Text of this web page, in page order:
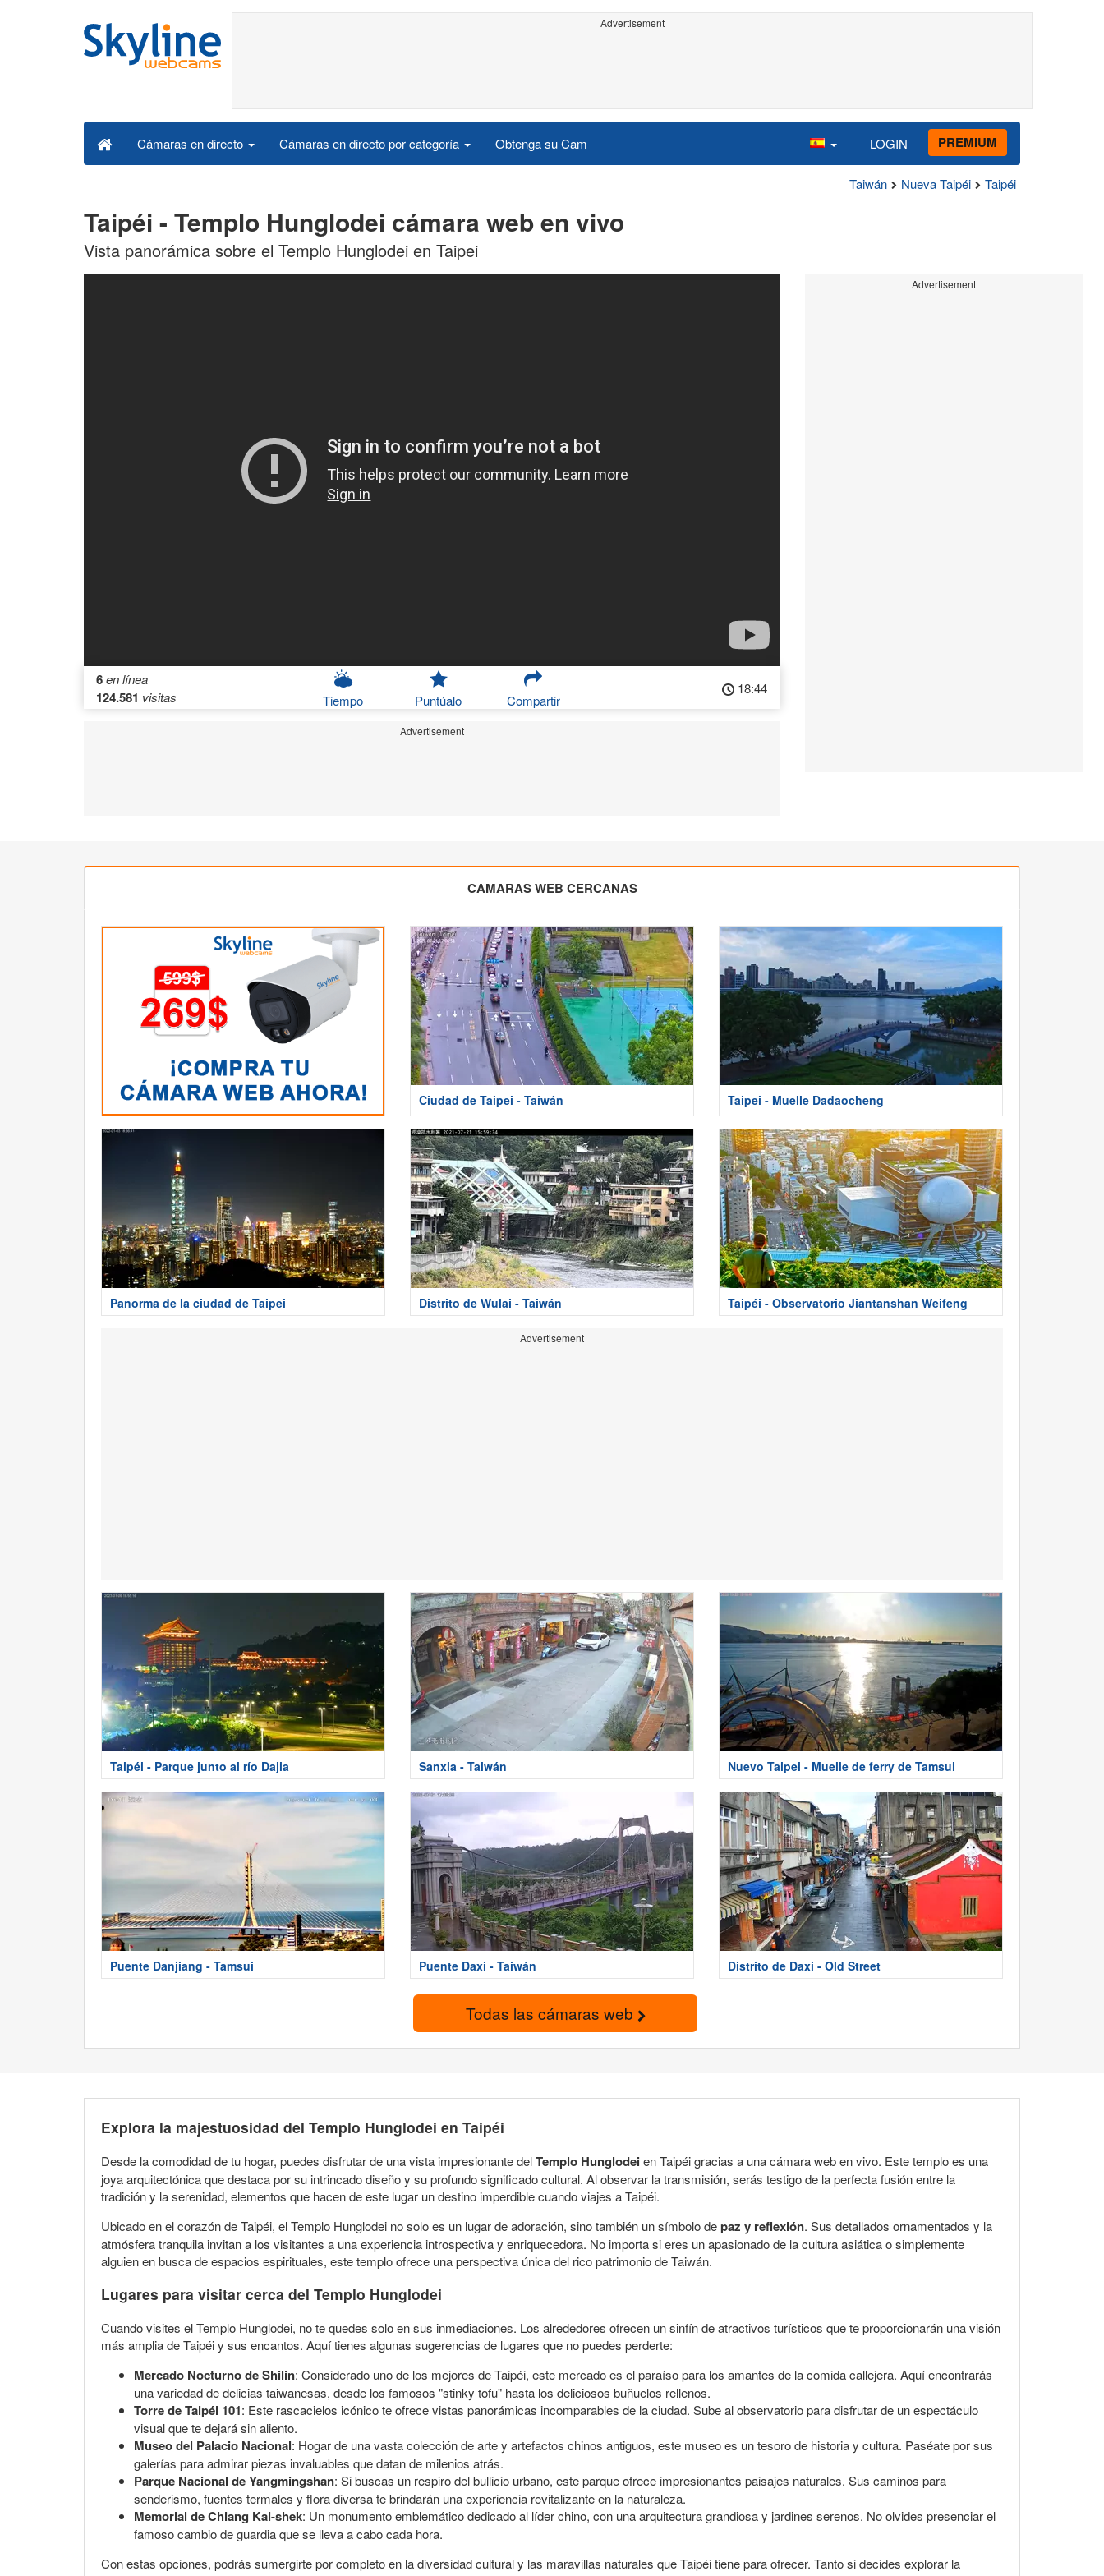
Advertisement
Cámaras en directo Cámaras en directo por categoría Obtenga su Cam LOGIN PREMIUM
Taiwán Nueva Taipéi Taipéi
Taipéi - Templo Hunglodei cámara web en vivo
Vista panorámica sobre el Templo Hunglodei en Taipei
6en línea
124.581 visitas Tiempo Puntúalo Compartir
18:44
Advertisement
Advertisement
CAMARAS WEB CERCANAS
Ciudad de Taipei - Taiwán Taipei - Muelle Dadaocheng
Panorma de la ciudad de Taipei Distrito de Wulai - Taiwán Taipéi - Observatorio Jiantanshan Weifeng
Advertisement
Taipéi - Parque junto al río Dajia Sanxia - Taiwán Nuevo Taipei - Muelle de ferry de Tamsui
Puente Danjiang - Tamsui Puente Daxi - Taiwán Distrito de Daxi - Old Street
Todas las cámaras web
Explora la majestuosidad del Templo Hunglodei en Taipéi
Desde la comodidad de tu hogar, puedes disfrutar de una vista impresionante delTemplo Hunglodeien Taipéi gracias a una cámara web en vivo. Este templo es una
joya arquitectónica que destaca por su intrincado diseño y su profundo significado cultural. Al observar la transmisión, serás testigo de la perfecta fusión entre la
tradición y la serenidad, elementos que hacen de este lugar un destino imperdible cuando viajes a Taipéi.
Ubicado en el corazón de Taipéi, el Templo Hunglodei no solo es un lugar de adoración, sino también un símbolo depaz y reflexión. Sus detallados ornamentados y la
atmósfera tranquila invitan a los visitantes a una experiencia introspectiva y enriquecedora. No importa si eres un apasionado de la cultura asiática o simplemente
alguien en busca de espacios espirituales, este templo ofrece una perspectiva única del rico patrimonio de Taiwán.
Lugares para visitar cerca del Templo Hunglodei
Cuando visites el Templo Hunglodei, no te quedes solo en sus inmediaciones. Los alrededores ofrecen un sinfín de atractivos turísticos que te proporcionarán una visión
más amplia de Taipéi y sus encantos. Aquí tienes algunas sugerencias de lugares que no puedes perderte:
Mercado Nocturno de Shilin: Considerado uno de los mejores de Taipéi, este mercado es el paraíso para los amantes de la comida callejera. Aquí encontrarás
una variedad de delicias taiwanesas, desde los famosos "stinky tofu" hasta los deliciosos buñuelos rellenos.
Torre de Taipéi 101: Este rascacielos icónico te ofrece vistas panorámicas incomparables de la ciudad. Sube al observatorio para disfrutar de un espectáculo
visual que te dejará sin aliento.
Museo del Palacio Nacional: Hogar de una vasta colección de arte y artefactos chinos antiguos, este museo es un tesoro de historia y cultura. Paséate por sus
galerías para admirar piezas invaluables que datan de milenios atrás.
Parque Nacional de Yangmingshan: Si buscas un respiro del bullicio urbano, este parque ofrece impresionantes paisajes naturales. Sus caminos para
senderismo, fuentes termales y flora diversa te brindarán una experiencia revitalizante en la naturaleza.
Memorial de Chiang Kai-shek: Un monumento emblemático dedicado al líder chino, con una arquitectura grandiosa y jardines serenos. No olvides presenciar el
famoso cambio de guardia que se lleva a cabo cada hora.
Con estas opciones, podrás sumergirte por completo en la diversidad cultural y las maravillas naturales que Taipéi tiene para ofrecer. Tanto si decides explorar la